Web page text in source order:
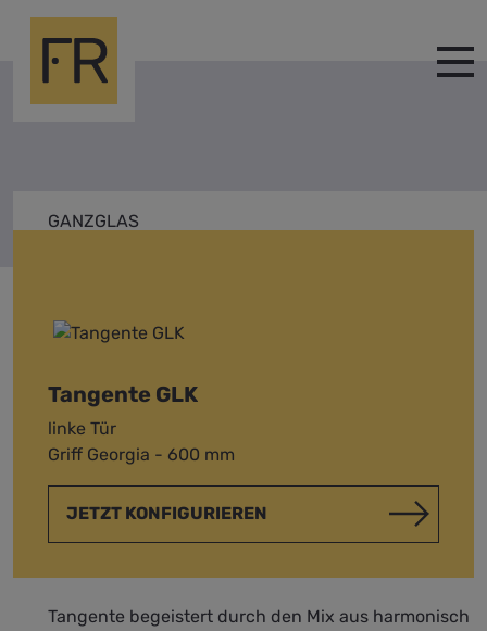
GANZGLAS
Tangente GLK
linke Tür
Griff Georgia - 600 mm
JETZT KONFIGURIEREN
Tangente begeistert durch den Mix aus harmonisch